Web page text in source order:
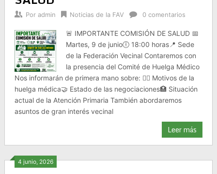
Por admin Noticias de la FAV 0 comentarios
🚨 IMPORTANTE COMISIÓN DE SALUD 📅
Martes, 9 de junio🕕 18:00 horas📍 Sede
de la Federación Vecinal Contaremos con
la presencia del Comité de Huelga Médico
Nos informarán de primera mano sobre: 👨‍⚕️ Motivos de la
huelga médica🤝 Estado de las negociaciones🏥 Situación
actual de la Atención Primaria También abordaremos
asuntos de gran interés vecinal
Leer más
4 junio, 2026